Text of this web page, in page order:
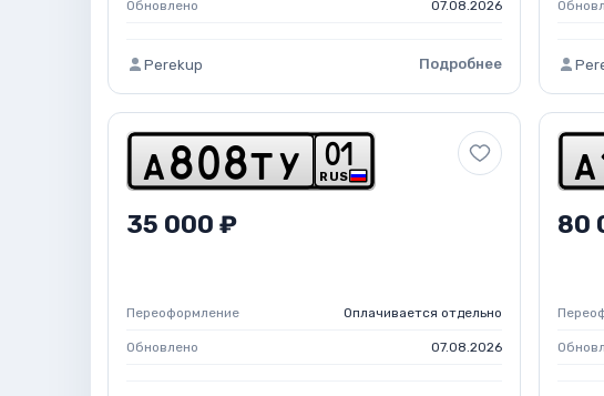
Обновлено 07.08.2026
Perekup Подробнее
a 8 0 8t y RUS
01
35 000 ₽
Переоформление Оплачивается отдельно
Обновлено 07.08.2026
a
80